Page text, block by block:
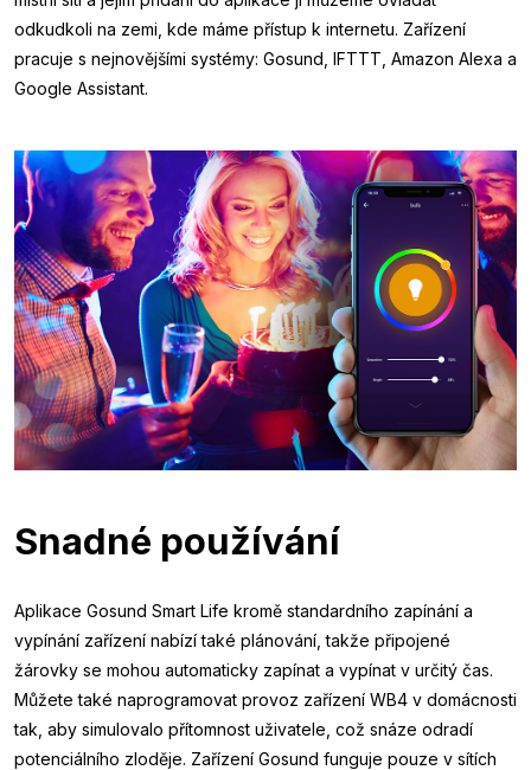
odkudkoli na zemi, kde máme přístup k internetu. Zařízení
pracuje s nejnovějšími systémy: Gosund, IFTTT, Amazon Alexa a
Google Assistant.
Snadné používání
Aplikace Gosund Smart Life kromě standardního zapínání a
vypínání zařízení nabízí také plánování, takže připojené
žárovky se mohou automaticky zapínat a vypínat v určitý čas.
Můžete také naprogramovat provoz zařízení WB4 v domácnosti
tak, aby simulovalo přítomnost uživatele, což snáze odradí
potenciálního zloděje. Zařízení Gosund funguje pouze v sítích